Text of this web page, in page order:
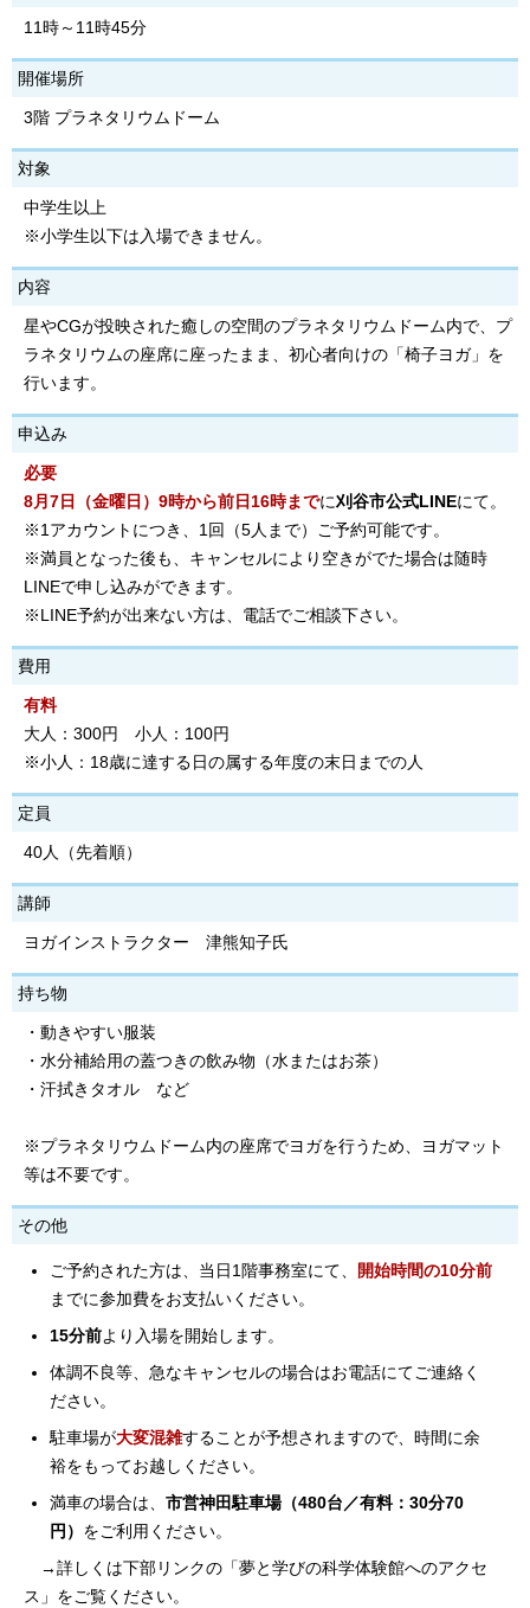
11時～11時45分
開催場所
3階 プラネタリウムドーム
対象
中学生以上
※小学生以下は入場できません。
内容
星やCGが投映された癒しの空間のプラネタリウムドーム内で、プ
ラネタリウムの座席に座ったまま、初心者向けの「椅子ヨガ」を
行います。
申込み
必要
8月7日（金曜日）9時から前日16時までに刈谷市公式LINEにて。
※1アカウントにつき、1回（5人まで）ご予約可能です。
※満員となった後も、キャンセルにより空きがでた場合は随時
LINEで申し込みができます。
※LINE予約が出来ない方は、電話でご相談下さい。
費用
有料
大人：300円 小人：100円
※小人：18歳に達する日の属する年度の末日までの人
定員
40人（先着順）
講師
ヨガインストラクター 津熊知子氏
持ち物
・動きやすい服装
・水分補給用の蓋つきの飲み物（水またはお茶）
・汗拭きタオル など
※プラネタリウムドーム内の座席でヨガを行うため、ヨガマット
等は不要です。
その他
ご予約された方は、当日1階事務室にて、
開始時間の10分前
までに参加費をお支払いください。
15分前より入場を開始します。
体調不良等、急なキャンセルの場合はお電話にてご連絡く
ださい。
駐車場が大変混雑することが予想されますので、時間に余
裕をもってお越しください。
満車の場合は、 市営神田駐車場（480台／有料：30分70
円） をご利用ください。
→詳しくは下部リンクの「夢と学びの科学体験館へのアクセ
ス」をご覧ください。